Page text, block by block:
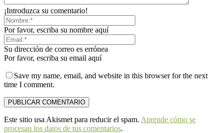
¡Introduzca su comentario!
Por favor, escriba su nombre aquí
Su dirección de correo es errónea
Por favor, escriba su email aquí
Save my name, email, and website in this browser for the next
time I comment.
Este sitio usa Akismet para reducir el spam. Aprende cómo se
procesan los datos de tus comentarios.